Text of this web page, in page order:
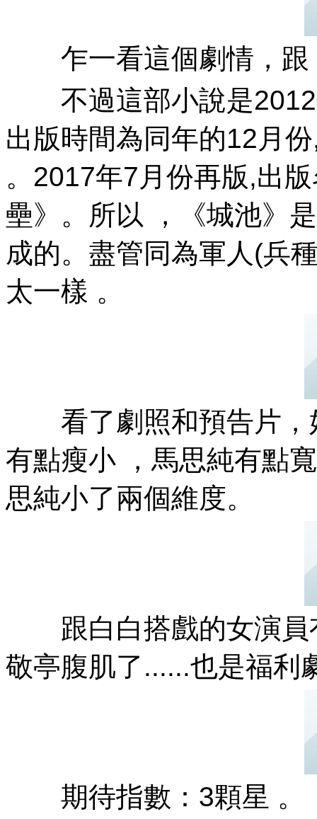
乍一看這個劇情，跟
不過這部小說是2012年
出版時間為同年的12月
。2017年7月份再版,出
壘》。所以 ，《城
成的 。盡管同為軍人(兵
太一樣 。
看了劇照和預告片
有點瘦小 ，馬思純有點寬
思純小了兩個維度 。
跟白白搭戲的女演員有
敬亭腹肌了......也是福利劇
期待指數：3顆星 。